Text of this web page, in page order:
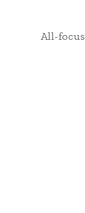
All-focus